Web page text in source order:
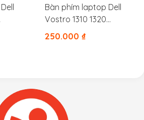
Bàn phím laptop Dell
Vostro 1310 1320
1350 1510 2510 M1310
250.000 ₫